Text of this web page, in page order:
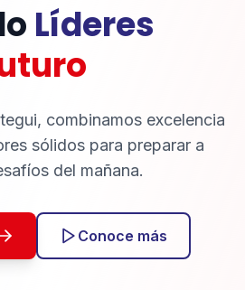
Líderes
combinamos excelencia
sólidos para preparar a
del mañana.
Conoce más